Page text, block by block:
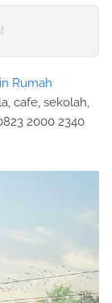
Rumah
cafe, sekolah,
2000 2340